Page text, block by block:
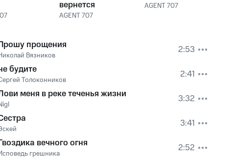
вернется
AGENT 707
AGENT 707
прощения
Вязников
2:53
будите
Толоконников
2:41
меня в реке теченья жизни
3:32
3:41
вечного огня
грешника 2:52